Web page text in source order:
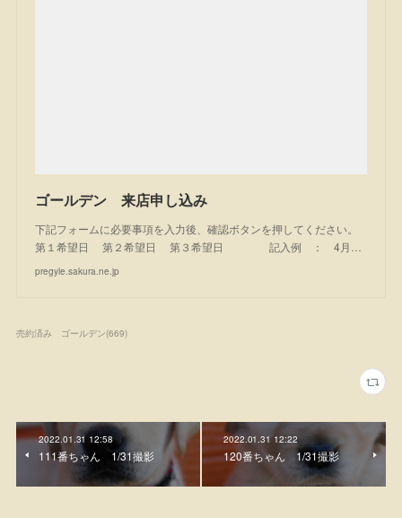
ゴールデン 来店申し込み
下記フォームに必要事項を入力後、確認ボタンを押してください。
第１希望日 第２希望日 第３希望日 記入例 ： 4月…
pregyle.sakura.ne.jp
売約済み ゴールデン(669)
2022.01.31 12:58
111番ちゃん 1/31撮影
2022.01.31 12:22
120番ちゃん 1/31撮影